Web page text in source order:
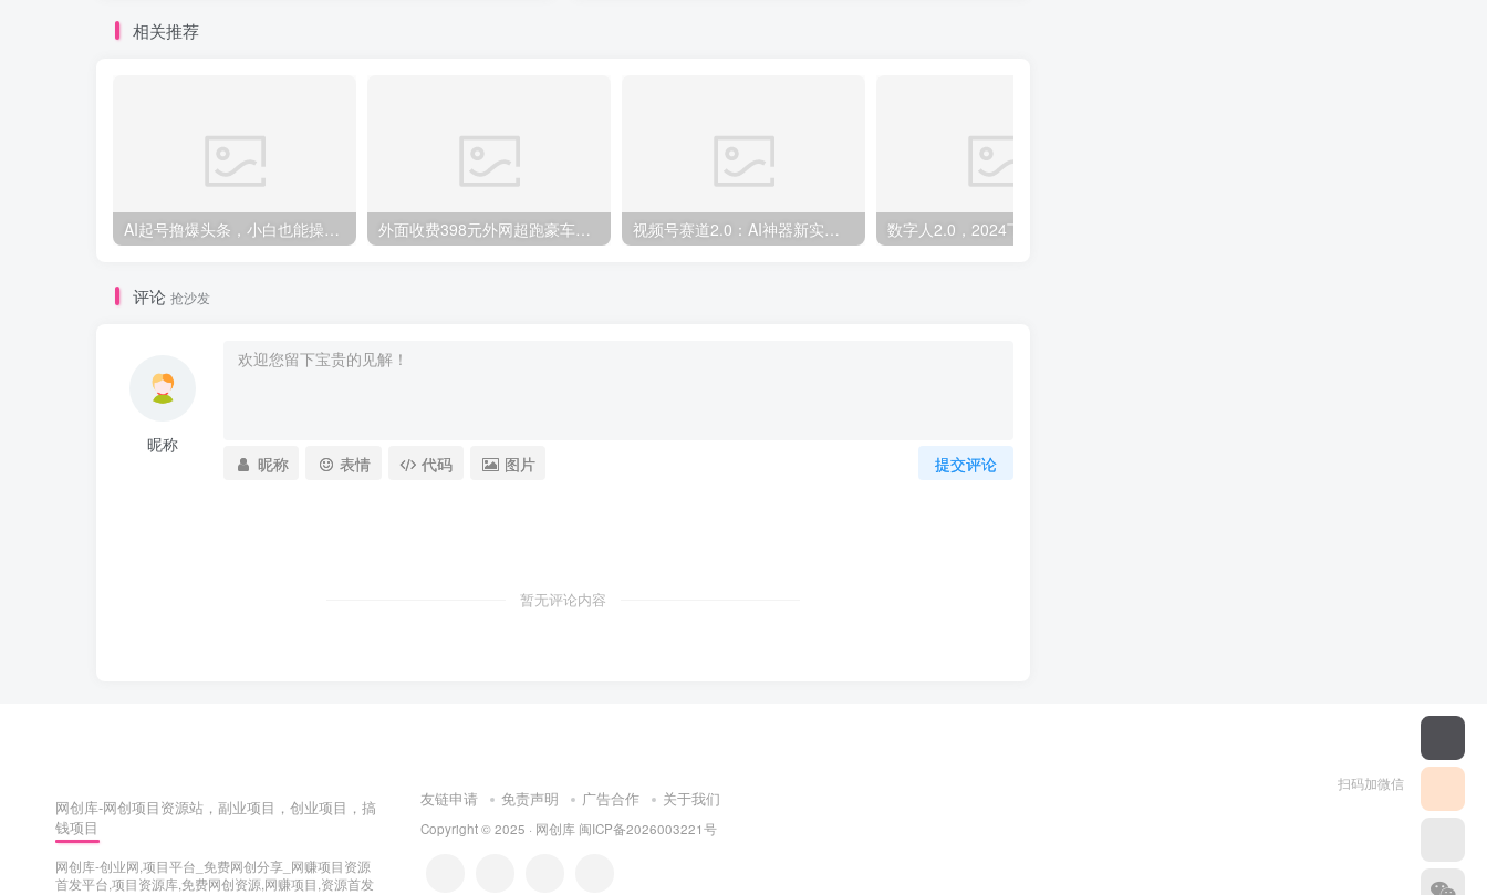
相关推荐
AI起号撸爆头条，小白也能操作，日入2000+ 外面收费398元外网超跑豪车汽车视频搬运至快手抖音上热门项目 视频号赛道2.0：AI神器新实践！另辟蹊径！五分钟一条作品，小白变高手…
评论 抢沙发
昵称
提交评论
昵称 表情 代码 图片
暂无评论内容
网创库-网创项目资源站，副业项目，创业项目，搞
钱项目
网创库-创业网,项目平台_免费网创分享_网赚项目资源
首发平台,项目资源库,免费网创资源,网赚项目,资源首发
友链申请 免责声明 广告合作 关于我们
Copyright © 2025 · 网创库 闽ICP备2026003221号
扫码加微信